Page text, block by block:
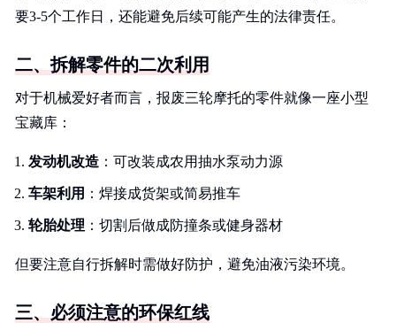
要3-5个工作日，还能避免后续可能产生的法律责任。
二、拆解零件的二次利用
对于机械爱好者而言，报废三轮摩托的零件就像一座小型
宝藏库：
发动机改造 ：可改装成农用抽水泵动力源
车架利用 ：焊接成货架或简易推车
轮胎处理 ：切割后做成防撞条或健身器材
但要注意自行拆解时需做好防护，避免油液污染环境。
三、必须注意的环保红线